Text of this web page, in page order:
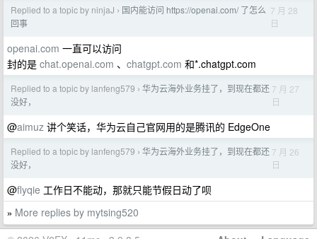
Replied to a topic by ninjaJ › 国内能访问 https://openai.com/ 了怎么
回事
7 月 28
日
openai.com 一直可以访问
封的是 chat.openai.com 、 chatgpt.com 和*.chatgpt.com
Replied to a topic by lanfeng579 › 华为云海外业务挂了，到现在都还
没好，
7 月 27
日
@aimuz 讲个笑话，华为云自己官网用的是腾讯的 EdgeOne
Replied to a topic by lanfeng579 › 华为云海外业务挂了，到现在都还
没好，
7 月 26
日
@flyqie 工作日不能动，那就只能节假日动了呗
» More replies by mytsing520